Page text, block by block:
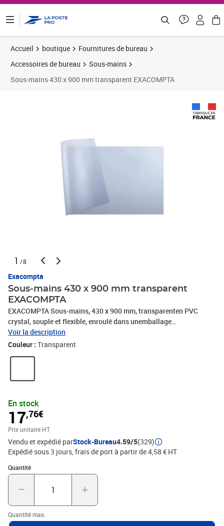
Accueil boutique
Fournitures de bureau
Accessoires de bureau
Sous-mains
Sous-mains 430 x 900 mm transparent EXACOMPTA
1 /8
Exacompta
Sous-mains 430 x 900 mm transparent
EXACOMPTA
EXACOMPTA Sous-mains, 430 x 900 mm, transparenten PVC
crystal, souple et flexible, enroulé dans unemballage
carton(29640E)
Voir la description
Couleur : Transparent
En stock
17,76€
Prix unitaire HT
Vendu et expédié parStock-Bureau4.59/5(329)
Expédié sous 3 jours, frais de port à partir de 4,58 € HT
Quantité
Quantité : 1
Quantité max.